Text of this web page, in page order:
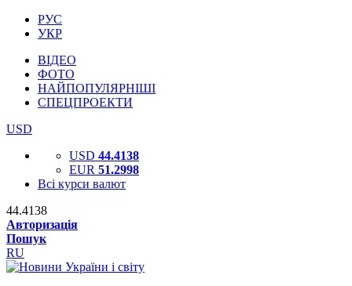
РУС
УКР
ВІДЕО
ФОТО
НАЙПОПУЛЯРНІШІ
СПЕЦПРОЕКТИ
USD
USD 44.4138
EUR 51.2998
Всі курси валют
44.4138
Авторизація
Пошук
RU